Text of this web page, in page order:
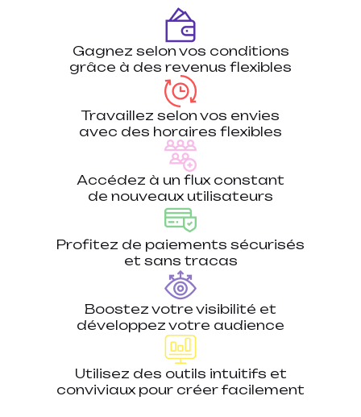
Gagnez selon vos conditions
grâce à des revenus flexibles
Travaillez selon vos envies
avec des horaires flexibles
Accédez à un flux constant
de nouveaux utilisateurs
Profitez de paiements sécurisés
et sans tracas
Boostez votre visibilité et
développez votre audience
Utilisez des outils intuitifs et
conviviaux pour créer facilement